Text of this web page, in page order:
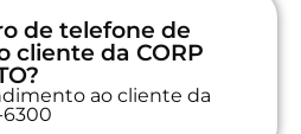
de telefone de
cliente da CORP
ao cliente da
6300